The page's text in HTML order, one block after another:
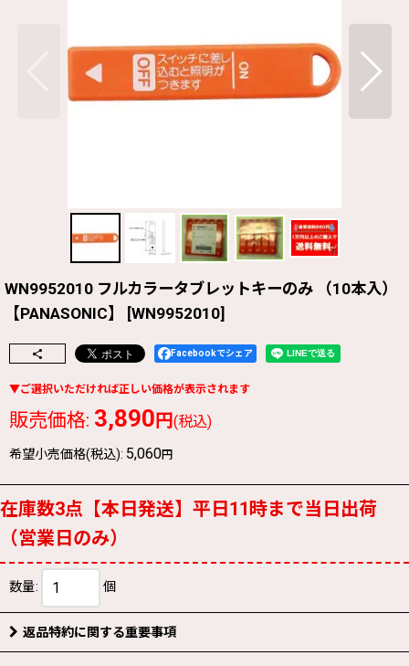
WN9952010 フルカラータブレットキーのみ （10本入）
【PANASONIC】
[WN9952010]
Facebookでシェア
販売価格: 3,890円(税込)
希望小売価格(税込): 5,060円
在庫数3点【本日発送】平日11時まで当日出荷
（営業日のみ）
数量: 個
返品特約に関する重要事項